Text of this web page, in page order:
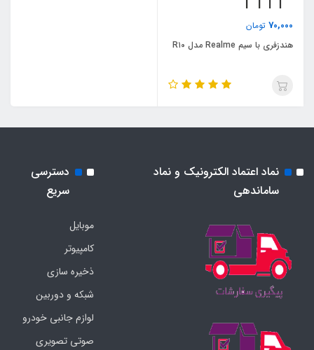
70,000 تومان
هندزفری با سیم Realme مدل R۱۰
نماد اعتماد الکترونیک و نماد
ساماندهی
دسترسی
سریع
موبایل
کامپیوتر
ذخیره سازی
شبکه و دوربین
لوازم جانبی خودرو
صوتی تصویری